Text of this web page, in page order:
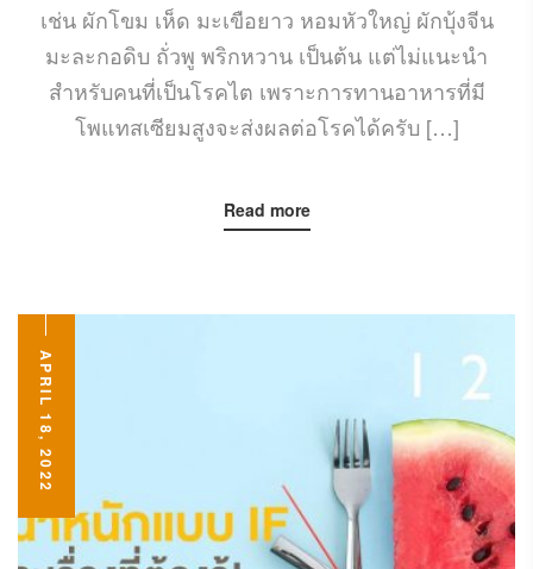
เช่น ผักโขม เห็ด มะเขือยาว หอมหัวใหญ่ ผักบุ้งจีน
มะละกอดิบ ถั่วพู พริกหวาน เป็นต้น แต่ไม่แนะนำ
สำหรับคนที่เป็นโรคไต เพราะการทานอาหารที่มี
โพแทสเซียมสูงจะส่งผลต่อโรคได้ครับ […]
Read more
APRIL 18, 2022